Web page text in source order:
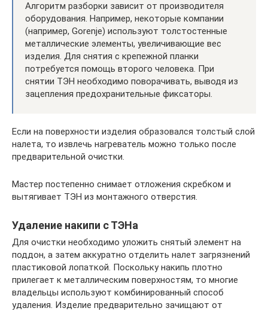
Алгоритм разборки зависит от производителя
оборудования. Например, некоторые компании
(например, Gorenje) используют толстостенные
металлические элементы, увеличивающие вес
изделия. Для снятия с крепежной планки
потребуется помощь второго человека. При
снятии ТЭН необходимо поворачивать, выводя из
зацепления предохранительные фиксаторы.
Если на поверхности изделия образовался толстый слой
налета, то извлечь нагреватель можно только после
предварительной очистки.
Мастер постепенно снимает отложения скребком и
вытягивает ТЭН из монтажного отверстия.
Удаление накипи с ТЭНа
Для очистки необходимо уложить снятый элемент на
поддон, а затем аккуратно отделить налет загрязнений
пластиковой лопаткой. Поскольку накипь плотно
прилегает к металлическим поверхностям, то многие
владельцы используют комбинированный способ
удаления. Изделие предварительно зачищают от